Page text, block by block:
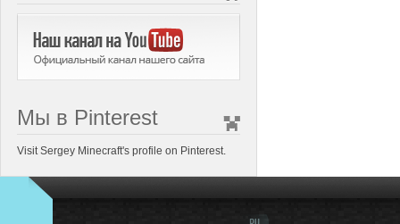
Мы в Pinterest
Visit Sergey Minecraft's profile on Pinterest.